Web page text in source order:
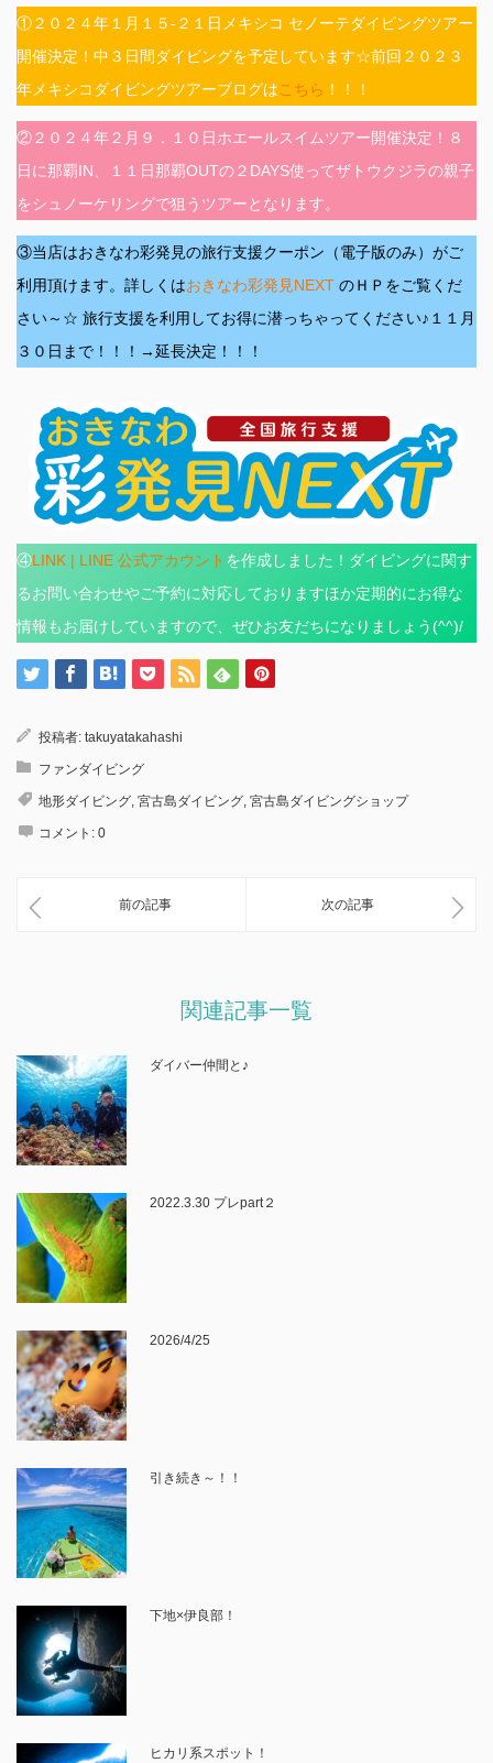
①２０２４年１月１５‐２１日メキシコ セノーテダイビングツアー
開催決定！中３日間ダイビングを予定しています☆前回２０２３
年メキシコダイビングツアーブログは こちら ！！！
②２０２４年２月９．１０日ホエールスイムツアー開催決定！８
日に那覇IN、１１日那覇OUTの２DAYS使ってザトウクジラの親子
をシュノーケリングで狙うツアーとなります。
③当店はおきなわ彩発見の旅行支援クーポン（電子版のみ）がご
利用頂けます。詳しくはおきなわ彩発見NEXT のＨＰをご覧くだ
さい～☆ 旅行支援を利用してお得に潜っちゃってください♪１１月
３０日まで！！！→延長決定！！！
④LINK | LINE 公式アカウント を作成しました！ダイビングに関す
るお問い合わせやご予約に対応しておりますほか定期的にお得な
情報もお届けしていますので、ぜひお友だちになりましょう(^^)/
投稿者: takuyatakahashi
ファンダイビング
地形ダイビング, 宮古島ダイビング, 宮古島ダイビングショップ
コメント: 0
前の記事 次の記事
関連記事一覧
ダイバー仲間と♪
2022.3.30 プレpart２
2026/4/25
引き続き～！！
下地×伊良部！
ヒカリ系スポット！